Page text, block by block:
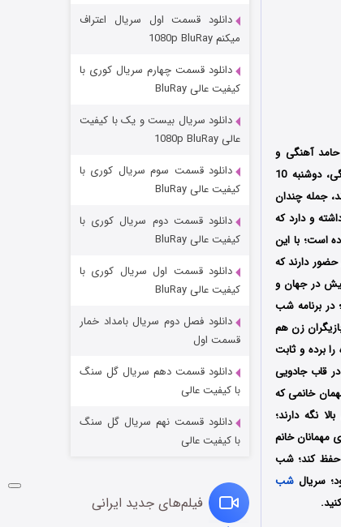
حامد آهنگی و
تهیه‌کنندگی محمدرضا صابری است که در سال 1402 منتشر شد؛ قسمت پانزدهم از فصل سوم شب‌ آهنگی، دوشنبه 10
جمله چندان
و دارد که
است؛ با این
دارند که
در جهان و
در برنامه شب
زن هم
برده و ثابت
قاب جادویی
خانمی که
نگه دارند؛
مهمانان خانم
حفظ کند؛ شب‌
سریالشب‌
مردگان متحرک: شهر مرده ۳
شکست استوارت در نجات جهان
قسمت ۷ (زیرنویس) منتشر شد
دانلود قسمت اول سریال اعتراف
میکنم 1080p BluRay
دانلود قسمت چهارم سریال کوری با
کیفیت عالی BluRay
دانلود سریال بیست و یک با کیفیت
عالی 1080p BluRay
دانلود قسمت سوم سریال کوری با
کیفیت عالی BluRay
دانلود قسمت دوم سریال کوری با
کیفیت عالی BluRay
دانلود قسمت اول سریال کوری با
کیفیت عالی BluRay
دانلود فصل دوم سریال بامداد خمار
قسمت اول
دانلود قسمت دهم سریال گل سنگ
با کیفیت عالی
دانلود قسمت نهم سریال گل سنگ
با کیفیت عالی
فیلم‌های جدید ایرانی